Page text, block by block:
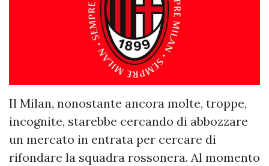
Il Milan, nonostante ancora molte, troppe,
incognite, starebbe cercando di abbozzare
un mercato in entrata per cercare di
rifondare la squadra rossonera. Al momento